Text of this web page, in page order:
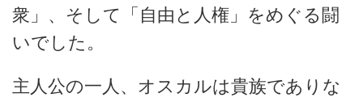
衆」、そして「自由と人権」をめぐる闘
いでした。
主人公の一人、オスカルは貴族でありな